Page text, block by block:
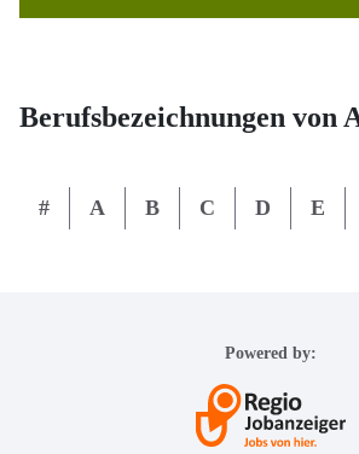
Berufsbezeichnungen von
# A B C D E
Powered by: